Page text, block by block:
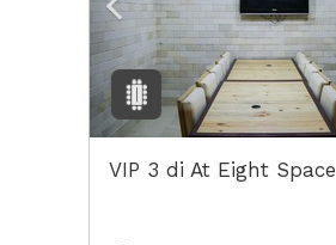
VIP 3 di At Eight Space